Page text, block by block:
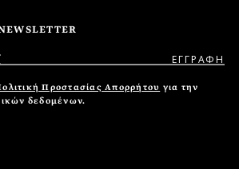
Προστασίας Απορρήτου για την
δεδομένων.